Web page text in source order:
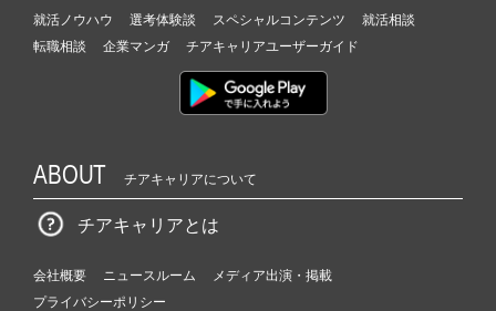
就活ノウハウ 選考体験談 スペシャルコンテンツ
就活相談
転職相談
企業マンガ チアキャリアユーザーガイド
ABOUT チアキャリアについて
チアキャリアとは
会社概要 ニュースルーム
メディア出演・掲載
プライバシーポリシー